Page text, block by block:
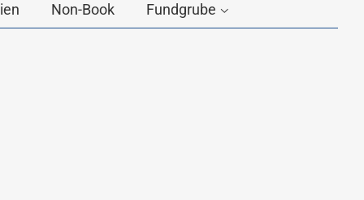
Non-Book Fundgrube